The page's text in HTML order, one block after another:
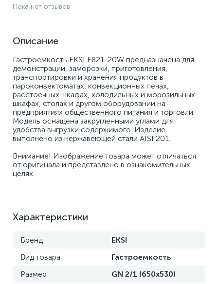
Пока нет отзывов
Описание
Гастроемкость EKSI E821-20W предназначена для
демонстрации, заморозки, приготовления,
транспортировки и хранения продуктов в
пароконвектоматах, конвекционных печах,
расстоечных шкафах, холодильных и морозильных
шкафах, столах и другом оборудовании на
предприятиях общественного питания и торговли.
Модель оснащена закругленными углами для
удобства выгрузки содержимого. Изделие
выполнено из нержавеющей стали AISI 201.
Внимание! Изображение товара может отличаться
от оригинала и представлено в ознакомительных
целях.
Характеристики
Бренд
EKSI
Вид товара
Гастроемкость
Размер
GN 2/1 (650x530)